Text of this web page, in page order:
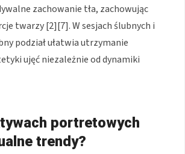
zachowanie tła, zachowując
twarzy [2][7]. W sesjach ślubnych i
podział ułatwia utrzymanie
ujęć niezależnie od dynamiki
portretowych
trendy?